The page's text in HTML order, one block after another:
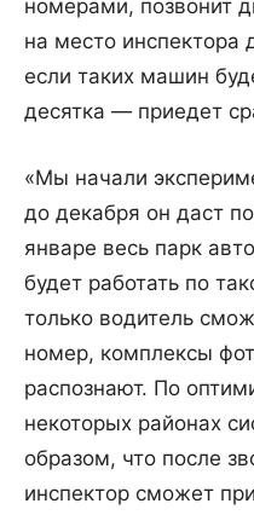
номерами, позвонит
на место
если таких машин
десятка — приедет
«Мы начали
до декабря он даст
январе весь парк
будет работать по
только водитель
номер, комплексы
распознают. По
некоторых районах
образом, что после
инспектор сможет